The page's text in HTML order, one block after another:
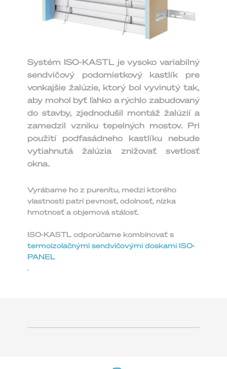
Systém ISO-KASTL je vysoko variabilný
sendvičový podomietkový kastlík pre
vonkajšie žalúzie, ktorý bol vyvinutý tak,
aby mohol byť ľahko a rýchlo zabudovaný
do stavby, zjednodušil montáž žalúzií a
zamedzil vzniku tepelných mostov. Pri
použití podfasádneho kastlíku nebude
vytiahnutá žalúzia znižovať svetlosť
okna.
Vyrábame ho z purenitu, medzi ktorého
vlastnosti patrí pevnosť, odolnosť, nízka
hmotnosť a objemová stálosť.
ISO-KASTL odporúčame kombinovať s
termoizolačnými sendvičovými doskami ISO-
PANEL
.